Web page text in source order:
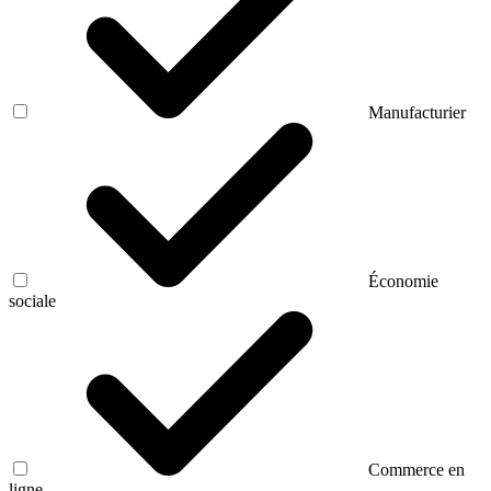
Manufacturier
Économie
sociale
Commerce en